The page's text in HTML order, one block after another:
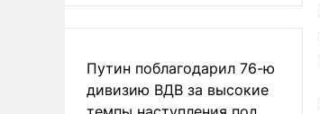
Путин поблагодарил 76-ю
дивизию ВДВ за высокие